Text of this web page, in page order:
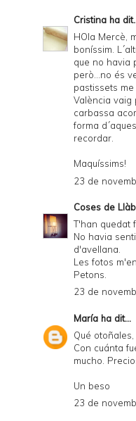
Cristina ha
HOla Mercè,
boníssim.
que no havia
però...no és
pastissets me
València vaig
carbassa
forma
recordar.
Maquíssims!
23 de
Coses de
T'han quedat
No havia
d'avellana.
Les fotos
Petons.
23 de
María ha dit...
Qué
Con cuánta
mucho.
Un beso
23 de